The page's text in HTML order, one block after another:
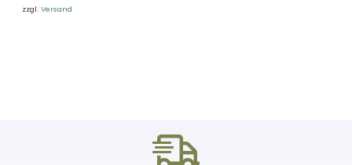
zzgl. Versand